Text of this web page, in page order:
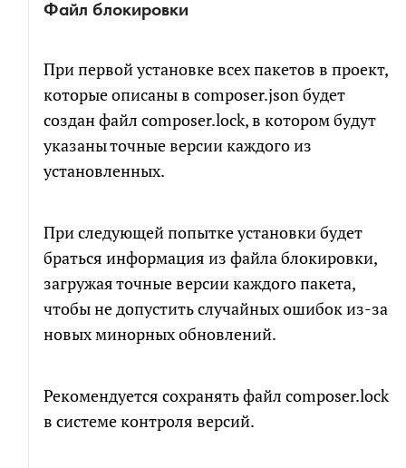
Файл блокировки
При первой установке всех пакетов в проект,
которые описаны в composer.json будет
создан файл composer.lock, в котором будут
указаны точные версии каждого из
установленных.
При следующей попытке установки будет
браться информация из файла блокировки,
загружая точные версии каждого пакета,
чтобы не допустить случайных ошибок из-за
новых минорных обновлений.
Рекомендуется сохранять файл composer.lock
в системе контроля версий.